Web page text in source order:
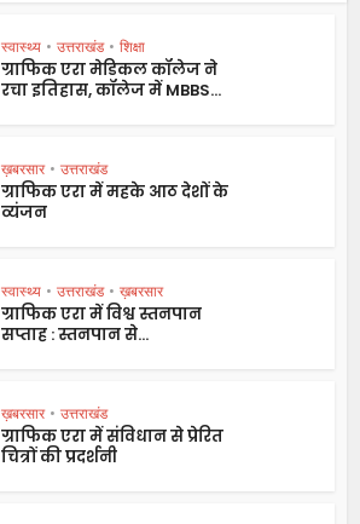
स्वास्थ्य • उत्तराखंड • शिक्षा
ग्राफिक एरा मेडिकल कॉलेज ने
रचा इतिहास, कॉलेज में MBBS...
ख़बरसार • उत्तराखंड
ग्राफिक एरा में महके आठ देशों के
व्यंजन
स्वास्थ्य • उत्तराखंड • ख़बरसार
ग्राफिक एरा में विश्व स्तनपान
सप्ताह : स्तनपान से...
ख़बरसार • उत्तराखंड
ग्राफिक एरा में संविधान से प्रेरित
चित्रों की प्रदर्शनी